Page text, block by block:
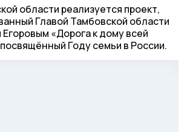
области реализуется проект,
Главой Тамбовской области
«Дорога к дому всей
Году семьи в России.